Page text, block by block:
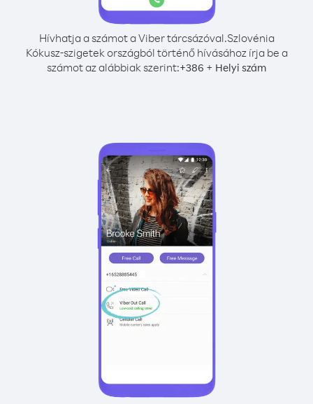
Hívhatja a számot a Viber tárcsázóval.Szlovénia
Kókusz-szigetek országból történő hívásához írja be a
számot az alábbiak szerint:+386 + Helyi szám